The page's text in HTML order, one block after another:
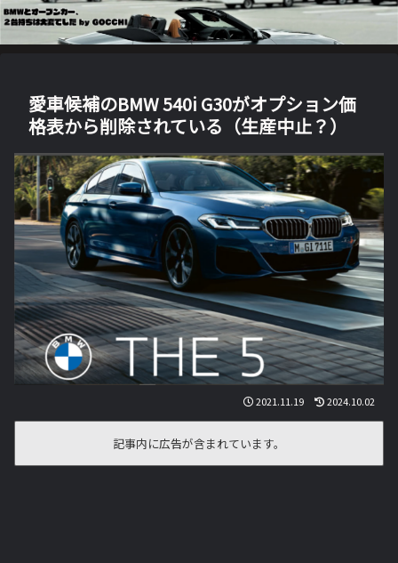
愛車候補のBMW 540i G30がオプション価
格表から削除されている（生産中止？）
2021.11.19 2024.10.02
記事内に広告が含まれています。